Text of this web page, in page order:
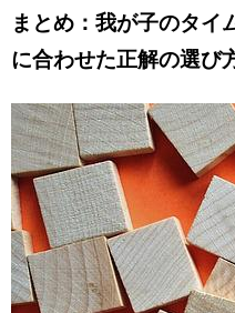
まとめ：我が子のタイ
に合わせた正解の選び